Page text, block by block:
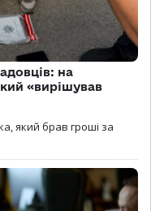
на
«вирішував
який брав гроші за